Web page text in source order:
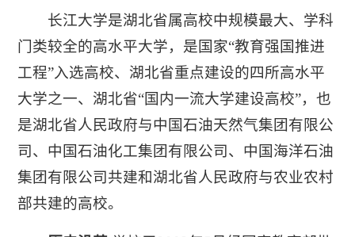
长江大学是湖北省属高校中规模最大、学科
门类较全的高水平大学，是国家“教育强国推进
工程”入选高校、湖北省重点建设的四所高水平
大学之一、湖北省“国内一流大学建设高校”，也
是湖北省人民政府与中国石油天然气集团有限公
司、中国石油化工集团有限公司、中国海洋石油
集团有限公司共建和湖北省人民政府与农业农村
部共建的高校。